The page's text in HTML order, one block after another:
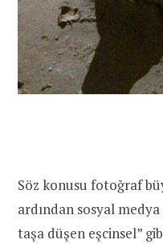
Söz konusu fotoğraf
ardından sosyal
taşa düşen eşcinsel”